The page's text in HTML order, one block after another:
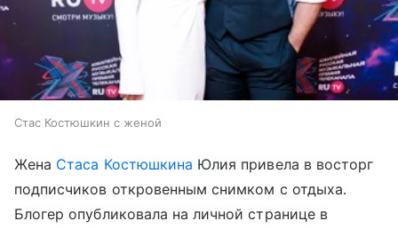
Стас Костюшкин с женой
Жена Стаса Костюшкина Юлия привела в восторг
подписчиков откровенным снимком с отдыха.
Блогер опубликовала на личной странице в